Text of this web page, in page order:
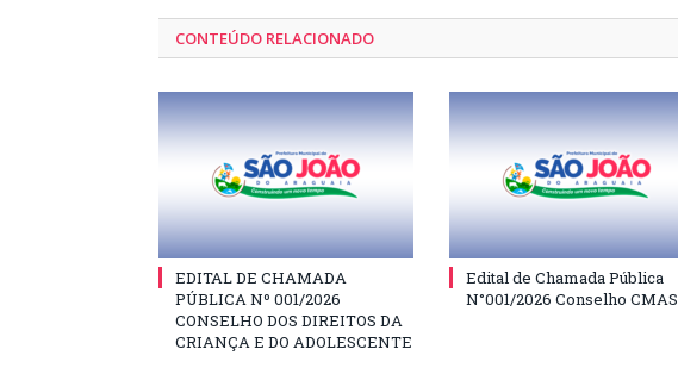
CONTEÚDO RELACIONADO
EDITAL DE CHAMADA
PÚBLICA Nº 001/2026
CONSELHO DOS DIREITOS DA
CRIANÇA E DO ADOLESCENTE
Edital de Chamada Pública
N°001/2026 Conselho CMAS